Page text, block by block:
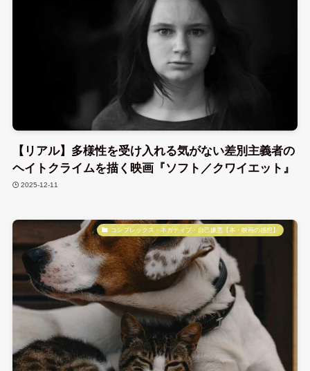
【リアル】多様性を受け入れる気がない差別主義者の
ヘイトクライムを描く映画『ソフト／クワイエット』
2025-12-11
コンプレックス・ネガティブ・自己嫌悪【本・映画の感想】